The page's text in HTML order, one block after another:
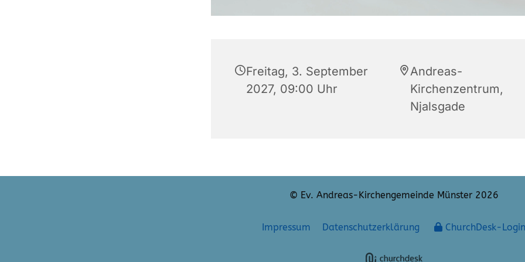
Freitag, 3. September
2027, 09:00 Uhr
Andreas-
Kirchenzentrum,
Njalsgade
© Ev. Andreas-Kirchengemeinde Münster 2026
Impressum Datenschutzerklärung ChurchDesk-Login